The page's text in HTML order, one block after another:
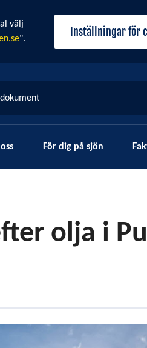
välj
".
Inställningar för
För dig på sjön
olja i